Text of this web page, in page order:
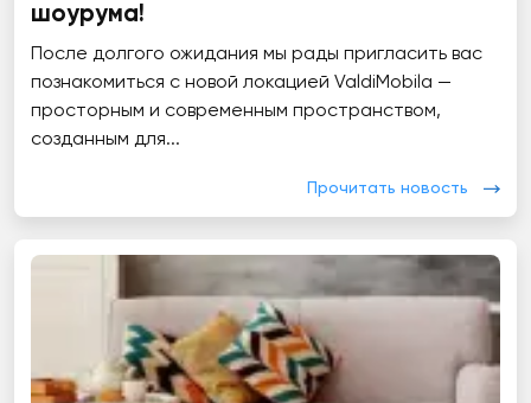
шоурума!
После долгого ожидания мы рады пригласить вас
познакомиться с новой локацией ValdiMobila —
просторным и современным пространством,
созданным для...
Прочитать новость